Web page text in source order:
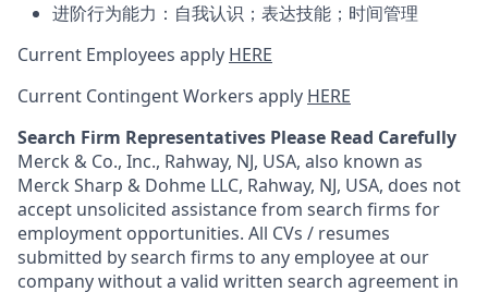
进阶行为能力：自我认识；表达技能；时间管理
Current Employees apply HERE
Current Contingent Workers apply HERE
Search Firm Representatives Please Read Carefully
Merck & Co., Inc., Rahway, NJ, USA, also known as
Merck Sharp & Dohme LLC, Rahway, NJ, USA, does not
accept unsolicited assistance from search firms for
employment opportunities. All CVs / resumes
submitted by search firms to any employee at our
company without a valid written search agreement in